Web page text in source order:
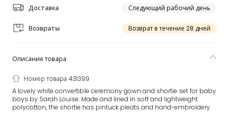
Доставка Следующий рабочий день
Возвраты Возврат в течение 28 дней
Описание товара
Номер товара 431399
A lovely white convertible ceremony gown and shortie set for baby
boys by Sarah Louise. Made and lined in soft and lightweight
polycotton, the shortie has pintuck pleats and hand-embroidery